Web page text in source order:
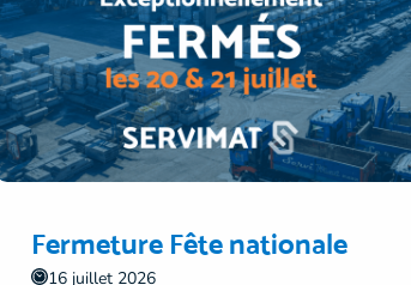
Fermeture Fête nationale
16 juillet 2026